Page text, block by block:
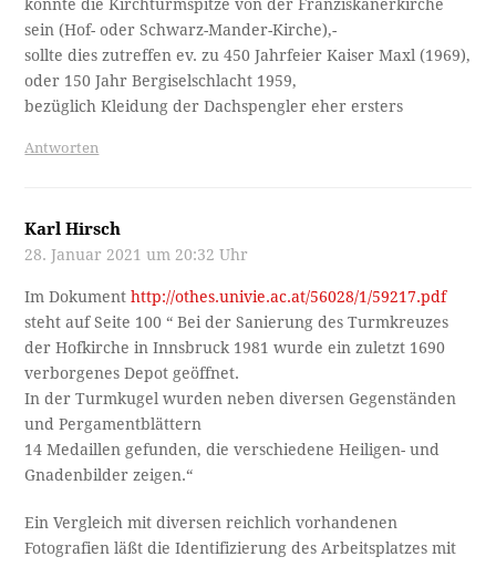
könnte die Kirchturmspitze von der Franziskanerkirche
sein (Hof- oder Schwarz-Mander-Kirche),-
sollte dies zutreffen ev. zu 450 Jahrfeier Kaiser Maxl (1969),
oder 150 Jahr Bergiselschlacht 1959,
bezüglich Kleidung der Dachspengler eher ersters
Antworten
Karl Hirsch
28. Januar 2021 um 20:32 Uhr
Im Dokumenthttp://othes.univie.ac.at/56028/1/59217.pdf
steht auf Seite 100 “ Bei der Sanierung des Turmkreuzes
der Hofkirche in Innsbruck 1981 wurde ein zuletzt 1690
verborgenes Depot geöffnet.
In der Turmkugel wurden neben diversen Gegenständen
und Pergamentblättern
14 Medaillen gefunden, die verschiedene Heiligen- und
Gnadenbilder zeigen.“
Ein Vergleich mit diversen reichlich vorhandenen
Fotografien läßt die Identifizierung des Arbeitsplatzes mit